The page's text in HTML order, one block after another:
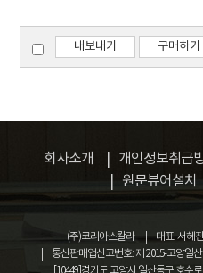
내보내기 구매하기
회사소개 개인정보취급
원문뷰어설치
(주)코리아스칼라 대표: 서혜진
통신판매업신고번호: 제 2015-고양일